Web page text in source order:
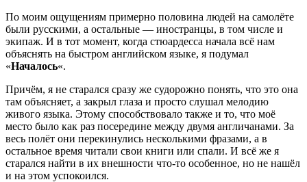
По моим ощущениям примерно половина людей на самолёте
были русскими, а остальные — иностранцы, в том числе и
экипаж. И в тот момент, когда стюардесса начала всё нам
объяснять на быстром английском языке, я подумал
«Началось«.
Причём, я не старался сразу же судорожно понять, что это она
там объясняет, а закрыл глаза и просто слушал мелодию
живого языка. Этому способствовало также и то, что моё
место было как раз посередине между двумя англичанами. За
весь полёт они перекинулись несколькими фразами, а в
остальное время читали свои книги или спали. И всё же я
старался найти в их внешности что-то особенное, но не нашёл
и на этом успокоился.